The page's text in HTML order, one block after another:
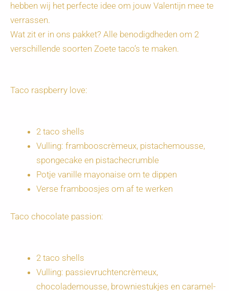
hebben wij het perfecte idee om jouw Valentijn mee te
verrassen.
Wat zit er in ons pakket? Alle benodigdheden om 2
verschillende soorten Zoete taco’s te maken.
Taco raspberry love:
2 taco shells
Vulling: frambooscrèmeux, pistachemousse,
spongecake en pistachecrumble
Potje vanille mayonaise om te dippen
Verse framboosjes om af te werken
Taco chocolate passion:
2 taco shells
Vulling: passievruchtencrèmeux,
chocolademousse, browniestukjes en caramel-